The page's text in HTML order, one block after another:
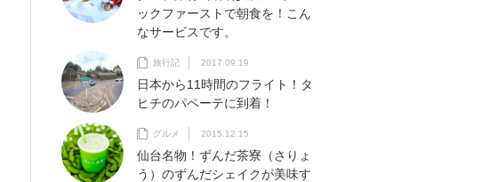
ックファーストで朝食を！こん
なサービスです。
旅行記 2017.09.19
日本から11時間のフライト！タ
ヒチのパペーテに到着！
グルメ 2015.12.15
仙台名物！ずんだ茶寮（さりょ
う）のずんだシェイクが美味す